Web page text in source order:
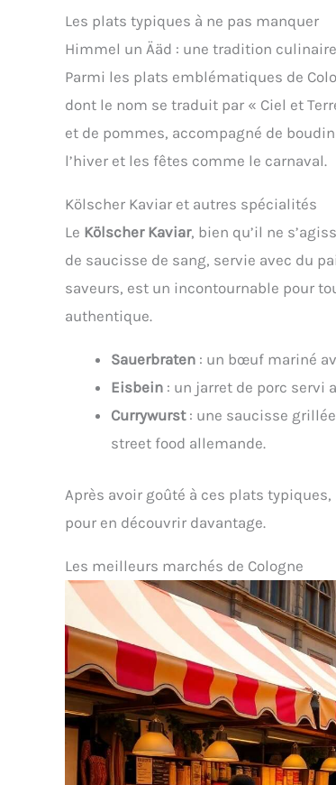
Les plats typiques à ne pas manquer
Himmel un Ääd : une tradition culinaire
Parmi les plats emblématiques de
dont le nom se traduit par « Ciel et
et de pommes, accompagné de
l’hiver et les fêtes comme le carnaval.
Kölscher Kaviar et autres spécialités
Le Kölscher Kaviar, bien qu’il ne
de saucisse de sang, servie avec du
saveurs, est un incontournable pour
authentique.
Sauerbraten : un bœuf mariné
Eisbein : un jarret de porc servi
Currywurst: une saucisse
street food allemande.
Après avoir goûté à ces plats
pour en découvrir davantage.
Les meilleurs marchés de Cologne